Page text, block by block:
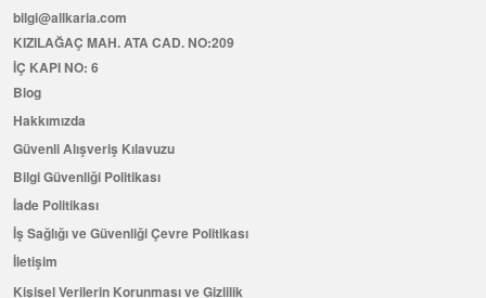
bilgi@allkaria.com
KIZILAĞAÇ MAH. ATA CAD. NO:209
İÇ KAPI NO: 6
Blog
Hakkımızda
Güvenli Alışveriş Kılavuzu
Bilgi Güvenliği Politikası
İade Politikası
İş Sağlığı ve Güvenliği Çevre Politikası
İletişim
Kişisel Verilerin Korunması ve Gizlilik